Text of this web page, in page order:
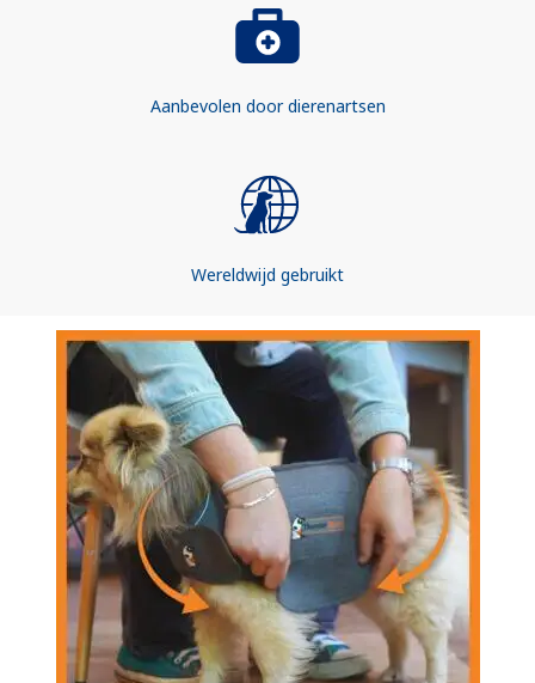
Aanbevolen door dierenartsen
Wereldwijd gebruikt